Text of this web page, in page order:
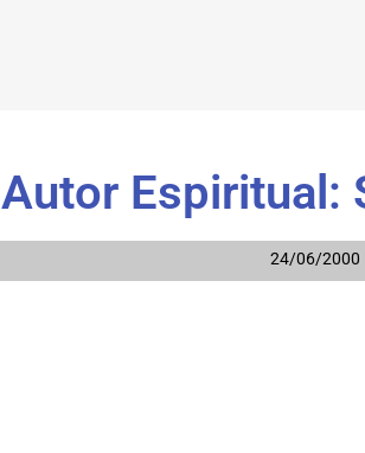
Autor Espiritual:
24/06/2000